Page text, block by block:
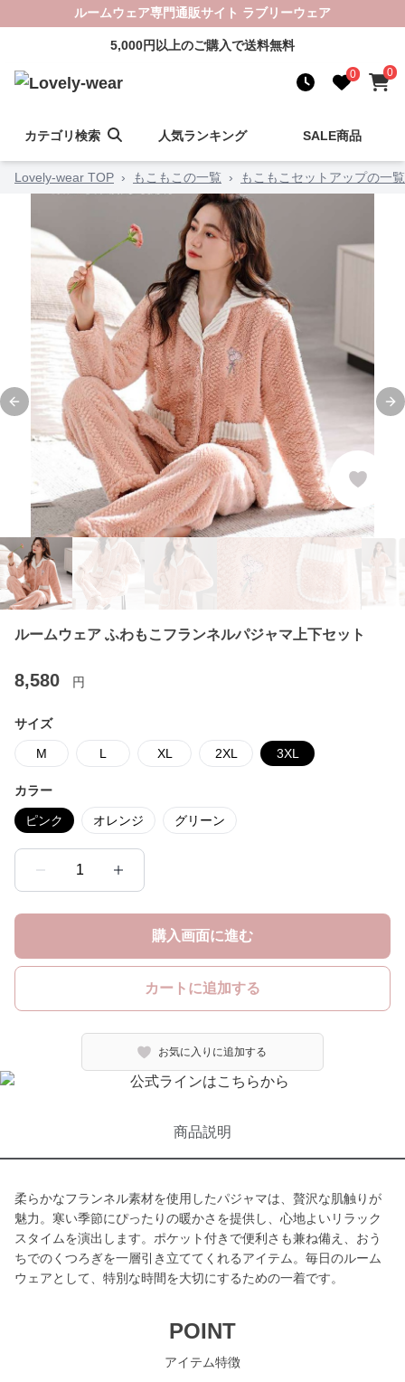
ルームウェア専門通販サイト ラブリーウェア
5,000円以上のご購入で送料無料
0 0
カテゴリ検索 人気ランキング SALE商品
Lovely-wear TOP › もこもこの一覧 › もこもこセットアップの一覧
Previous slide
ルームウェア ふわもこフランネルパジャマ上下セット
8,580 円
サイズ
M L XL 2XL 3XL
カラー
ピンク オレンジ グリーン
1
購入画面に進む
カートに追加する
お気に入りに追加する
商品説明
柔らかなフランネル素材を使用したパジャマは、贅沢な肌触りが
魅力。寒い季節にぴったりの暖かさを提供し、心地よいリラック
スタイムを演出します。ポケット付きで便利さも兼ね備え、おう
ちでのくつろぎを一層引き立ててくれるアイテム。毎日のルーム
ウェアとして、特別な時間を大切にするための一着です。
POINT
アイテム特徴